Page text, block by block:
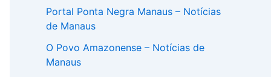
Portal Ponta Negra Manaus – Notícias
de Manaus
O Povo Amazonense – Notícias de
Manaus